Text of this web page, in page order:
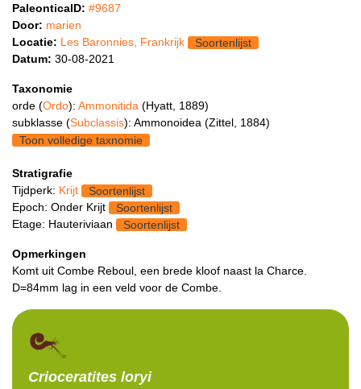
PaleonticaID: #9687
Door: marien
Locatie: Les Baronnies, Frankrijk
Soortenlijst
Datum: 30-08-2021
Taxonomie
orde (Ordo): Ammonitida (Hyatt, 1889)
subklasse (Subclassis): Ammonoidea (Zittel, 1884)
Toon volledige taxnomie
Stratigrafie
Tijdperk: Krijt
Soortenlijst
Epoch: Onder Krijt
Soortenlijst
Etage: Hauteriviaan
Soortenlijst
Opmerkingen
Komt uit Combe Reboul, een brede kloof naast la Charce.
D=84mm lag in een veld voor de Combe.
Crioceratites loryi